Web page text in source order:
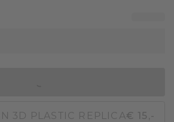
3D PLASTIC REPLICA€ 15,-